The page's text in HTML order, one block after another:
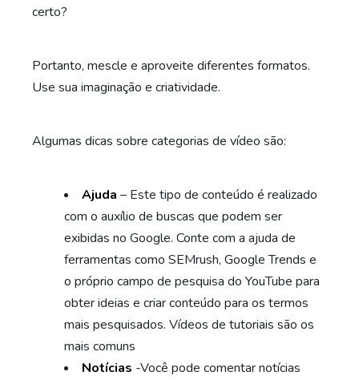
certo?
Portanto, mescle e aproveite diferentes formatos.
Use sua imaginação e criatividade.
Algumas dicas sobre categorias de vídeo são:
Ajuda – Este tipo de conteúdo é realizado
com o auxílio de buscas que podem ser
exibidas no Google. Conte com a ajuda de
ferramentas como SEMrush, Google Trends e
o próprio campo de pesquisa do YouTube para
obter ideias e criar conteúdo para os termos
mais pesquisados. Vídeos de tutoriais são os
mais comuns
Notícias -Você pode comentar notícias